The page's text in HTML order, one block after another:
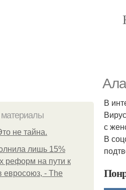
не тайна.
лишь 15%
реформ на пути к
евросоюз, - The
В
с
В